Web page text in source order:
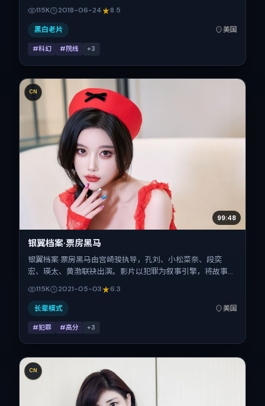
面，首映日期 2018-06-24，正片时长95分钟。
115K 2018-06-24 8.5
黑白老片 美国
#科幻 #院线 +3
CN
99:48
银翼档案·票房黑马
银翼档案·票房黑马由宫崎骏执导，孔刘、小松菜奈、段奕
宏、瑛太、黄渤联袂出演。影片以犯罪为叙事引擎，将故事锚
2021年5月3日于美国首映（春季档），片长138分钟，适合喜
欢强情节与细腻表演的观众。
115K 2021-05-03 6.3
长辈模式 美国
#犯罪 #高分 +3
CN